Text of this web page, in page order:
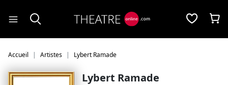
Accueil Artistes Lybert Ramade
Lybert Ramade